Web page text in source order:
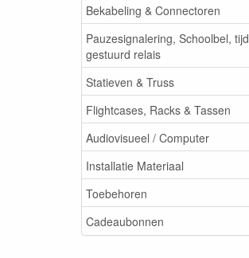
Bekabeling & Connectoren
Pauzesignalering, Schoolbel, tijd
gestuurd relais
Statieven & Truss
Flightcases, Racks & Tassen
Audiovisueel / Computer
Installatie Materiaal
Toebehoren
Cadeaubonnen